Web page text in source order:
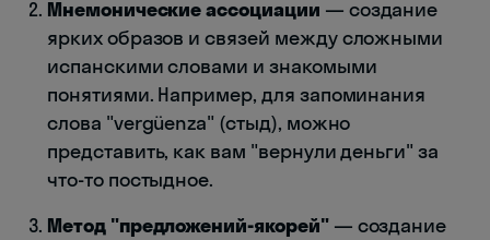
Мнемонические ассоциации — создание
ярких образов и связей между сложными
испанскими словами и знакомыми
понятиями. Например, для запоминания
слова "vergüenza" (стыд), можно
представить, как вам "вернули деньги" за
что-то постыдное.
Метод "предложений-якорей"— создание